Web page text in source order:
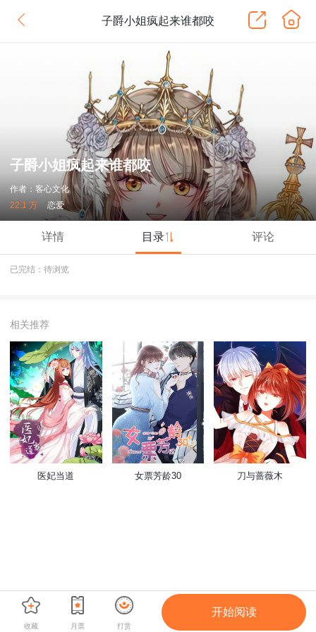
子爵小姐疯起来谁都咬
子爵小姐疯起来谁都咬
作者：客心文化
22.1 万
恋爱
详情 目录 评论
已完结：待浏览
相关推荐
医妃当道 女票芳龄30 刀与蔷薇木
收藏 月票 打赏
开始阅读